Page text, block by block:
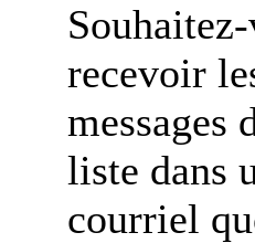
recevoir
messages
liste dans
courriel